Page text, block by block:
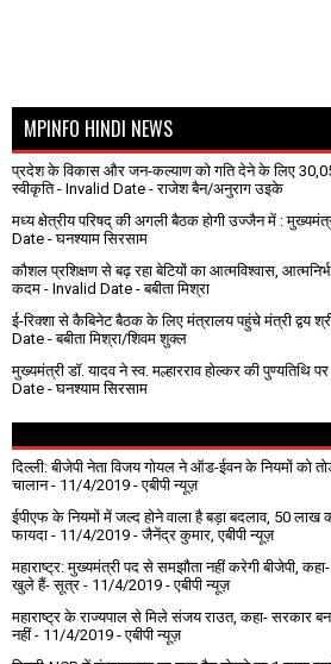
MPINFO HINDI NEWS
प्रदेश के विकास और जन-कल्याण को गति देने के लिए
स्वीकृति- Invalid Date - राजेश बैन/अनुराग उइके
मध्य क्षेत्रीय परिषद् की अगली बैठक होगी उज्जैन में :
Date - घनश्याम सिरसाम
कौशल प्रशिक्षण से बढ़ रहा बेटियों का आत्मविश्वास,
कदम - Invalid Date - बबीता मिश्रा
ई-रिक्शा से कैबिनेट बैठक के लिए मंत्रालय पहुंचे मंत्री द्वय
Date - बबीता मिश्रा/शिवम शुक्ल
मुख्यमंत्री डॉ. यादव ने स्व. मल्हारराव होल्कर की पुण्यतिथि पर
Date - घनश्याम सिरसाम
दिल्ली: बीजेपी नेता विजय गोयल ने ऑड-ईवन के नियमों को
चालान- 11/4/2019 - एबीपी न्यूज़
ईपीएफ के नियमों में जल्द होने वाला है बड़ा बदलाव, 50 लाख
फायदा - 11/4/2019 - जैनेंद्र कुमार, एबीपी न्यूज़
महाराष्ट्र: मुख्यमंत्री पद से समझौता नहीं करेगी बीजेपी,
खुले हैं- सूत्र - 11/4/2019 - एबीपी न्यूज़
महाराष्ट्र के राज्यपाल से मिले संजय राउत, कहा- सरकार
नहीं- 11/4/2019 - एबीपी न्यूज़